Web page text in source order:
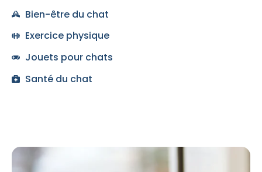
Bien-être du chat
Exercice physique
Jouets pour chats
Santé du chat